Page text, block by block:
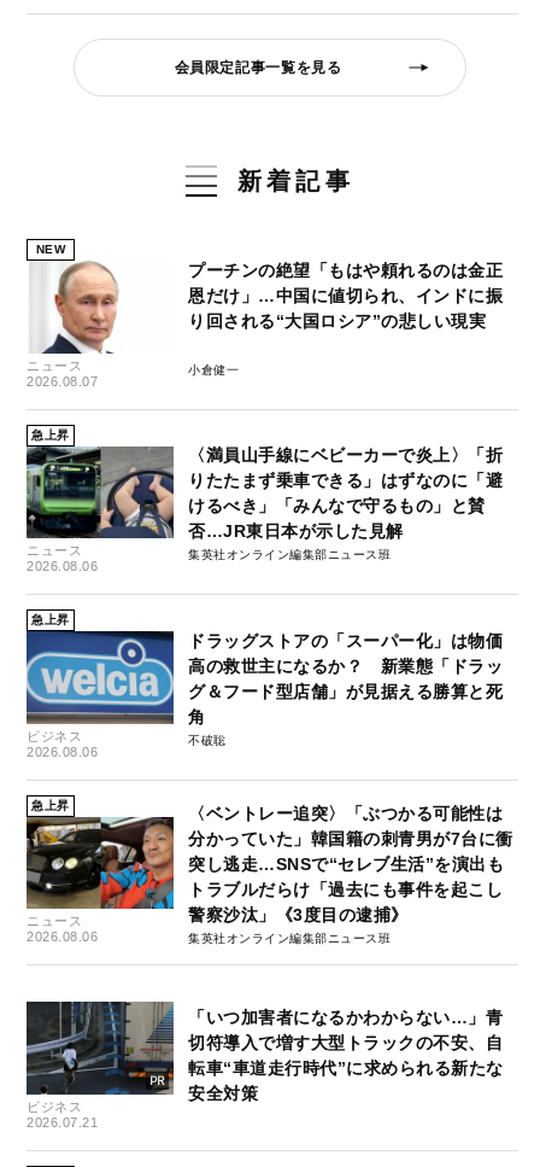
会員限定記事一覧を見る
新着記事
NEW
ニュース
2026.08.07
プーチンの絶望「もはや頼れるのは金正
恩だけ」…中国に値切られ、インドに振
り回される“大国ロシア”の悲しい現実
小倉健一
急上昇
ニュース
2026.08.06
〈満員山手線にベビーカーで炎上〉「折
りたたまず乗車できる」はずなのに「避
けるべき」「みんなで守るもの」と賛
否…JR東日本が示した見解
集英社オンライン編集部ニュース班
急上昇
ビジネス
2026.08.06
ドラッグストアの「スーパー化」は物価
高の救世主になるか？ 新業態「ドラッ
グ＆フード型店舗」が見据える勝算と死
角
不破聡
急上昇
ニュース
2026.08.06
〈ベントレー追突〉「ぶつかる可能性は
分かっていた」韓国籍の刺青男が7台に衝
突し逃走…SNSで“セレブ生活”を演出も
トラブルだらけ「過去にも事件を起こし
警察沙汰」《3度目の逮捕》
集英社オンライン編集部ニュース班
ビジネス
2026.07.21
「いつ加害者になるかわからない…」青
切符導入で増す大型トラックの不安、自
転車“車道走行時代”に求められる新たな
安全対策